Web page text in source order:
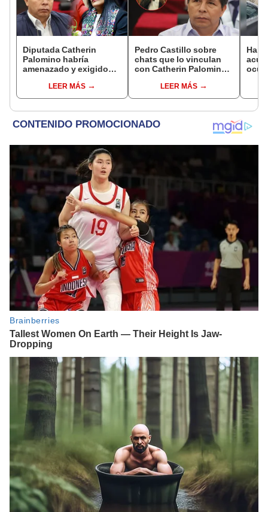
Diputada Catherin
Palomino habría
amenazado y exigido
Pedro Castillo tras
insultarlos por
LEER MÁS
Pedro Castillo sobre
chats que lo vinculan
con Catherin Palomino:
honor"LEER MÁS
PNP